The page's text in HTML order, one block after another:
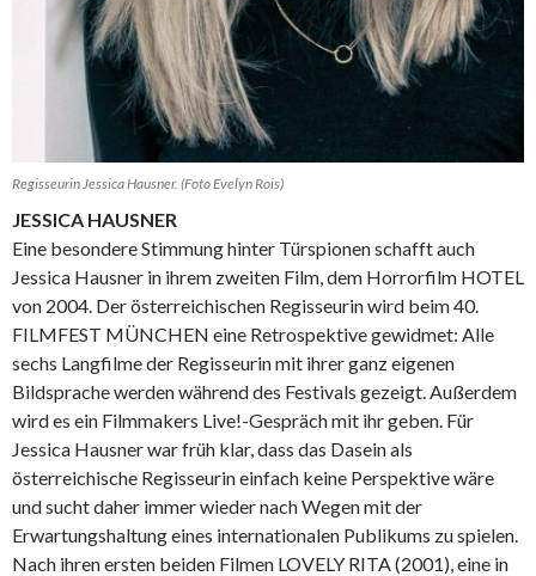
Regisseurin Jessica Hausner. (Foto Evelyn Rois)
JESSICA HAUSNER
Eine besondere Stimmung hinter Türspionen schafft auch
Jessica Hausner in ihrem zweiten Film, dem Horrorfilm HOTEL
von 2004. Der österreichischen Regisseurin wird beim 40.
FILMFEST MÜNCHEN eine Retrospektive gewidmet: Alle
sechs Langfilme der Regisseurin mit ihrer ganz eigenen
Bildsprache werden während des Festivals gezeigt. Außerdem
wird es ein Filmmakers Live!-Gespräch mit ihr geben. Für
Jessica Hausner war früh klar, dass das Dasein als
österreichische Regisseurin einfach keine Perspektive wäre
und sucht daher immer wieder nach Wegen mit der
Erwartungshaltung eines internationalen Publikums zu spielen.
Nach ihren ersten beiden Filmen LOVELY RITA (2001), eine in